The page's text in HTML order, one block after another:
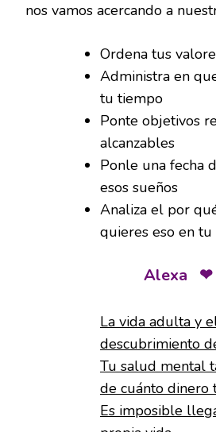
nos vamos acercando a
Ordena tus
Administra en
tu tiempo
Ponte objetivos
alcanzables
Ponle una fecha
esos sueños
Analiza el por
quieres eso en tu
Alexa ❤
La vida adulta y
descubrimiento
Tu salud mental
de cuánto dinero
Es imposible